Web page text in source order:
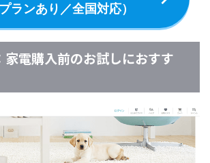
ランあり／全国対応）
家電購入前のお試しにおすす